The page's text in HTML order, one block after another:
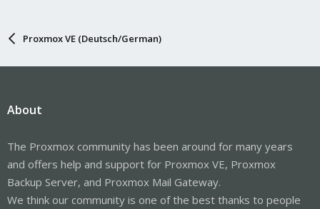
Proxmox VE (Deutsch/German)
About
The Proxmox community has been around for many years
and offers help and support for Proxmox VE, Proxmox
Backup Server, and Proxmox Mail Gateway.
We think our community is one of the best thanks to people